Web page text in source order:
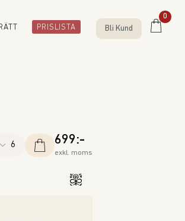
PRISLISTA Bli Kund
0
699:-
exkl. moms